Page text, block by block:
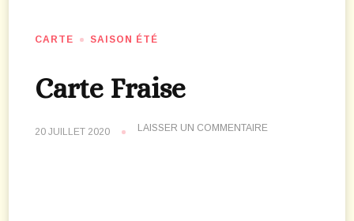
CARTE SAISON ÉTÉ
Carte Fraise
20 JUILLET 2020 LAISSER UN COMMENTAIRE